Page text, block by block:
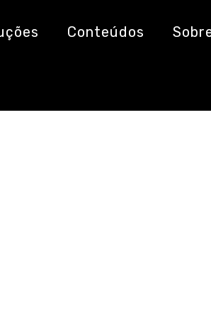
Conteúdos